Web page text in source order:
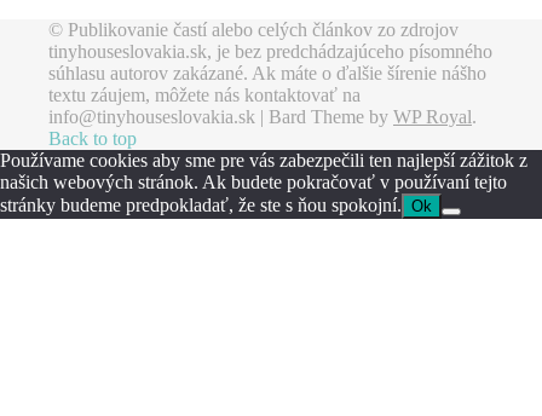
© Publikovanie častí alebo celých článkov zo zdrojov
tinyhouseslovakia.sk, je bez predchádzajúceho písomného
súhlasu autorov zakázané. Ak máte o ďalšie šírenie nášho
textu záujem, môžete nás kontaktovať na
info@tinyhouseslovakia.sk | Bard Theme by WP Royal.
Back to top
Používame cookies aby sme pre vás zabezpečili ten najlepší zážitok z
našich webových stránok. Ak budete pokračovať v používaní tejto
stránky budeme predpokladať, že ste s ňou spokojní. Ok